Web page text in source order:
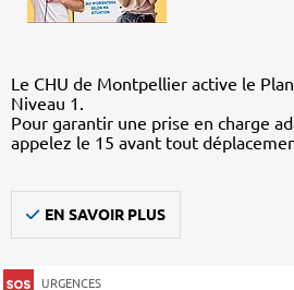
Le CHU de Montpellier active le
Niveau 1.
Pour garantir une prise en charge
appelez le 15 avant tout
EN SAVOIR PLUS
URGENCES